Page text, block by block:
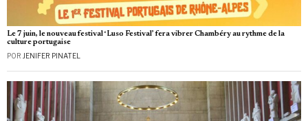
Le 7 juin, le nouveau festival ‘Luso Festival’ fera vibrer Chambéry au rythme de la
culture portugaise
POR JENIFER PINATEL